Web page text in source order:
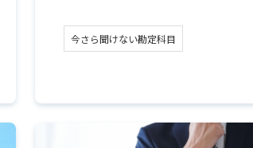
今さら聞けない勘定科目